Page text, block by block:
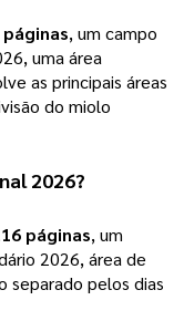
páginas, um campo
uma área
as principais áreas
do miolo
2026?
páginas, um
2026, área de
separado pelos dias